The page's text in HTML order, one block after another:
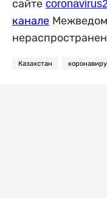
сайте
канале
Казахстан